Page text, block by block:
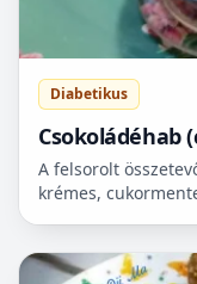
Diabetikus
Csokoládéhab
A felsorolt
krémes,